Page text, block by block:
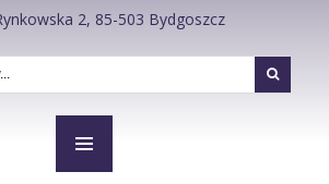
2, 85-503 Bydgoszcz